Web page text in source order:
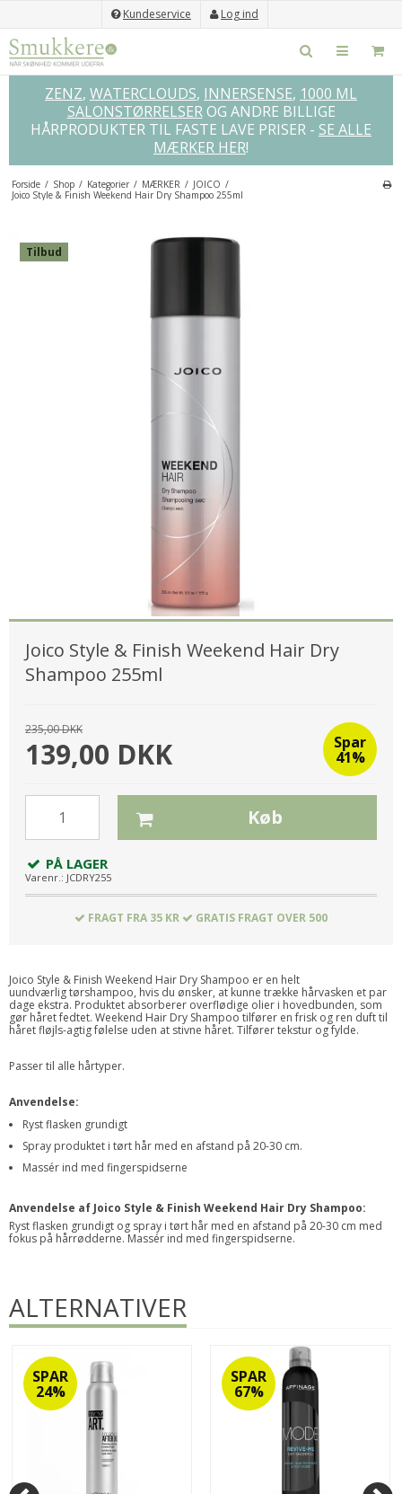
Log ind
Kundeservice
ZENZ, WATERCLOUDS, INNERSENSE, 1000 ML
SALONSTØRRELSEROG ANDRE BILLIGE
HÅRPRODUKTER TIL FASTE LAVE PRISER - SE ALLE
MÆRKER HER!
Forside / Shop / Kategorier / MÆRKER / JOICO /
Joico Style & Finish Weekend Hair Dry Shampoo 255ml
GLEM IKKE DISSE...
Tilbud
Joico Style & Finish Weekend Hair Dry
Shampoo 255ml
235,00 DKK
139,00 DKK Spar
41%
Køb
PÅ LAGER
Varenr.: JCDRY255
FRAGT FRA 35 KR GRATIS FRAGT OVER 500
Joico Style & Finish Weekend Hair Dry Shampoo er en helt
uundværlig tørshampoo, hvis du ønsker, at kunne trække hårvasken et par
dage ekstra. Produktet absorberer overflødige olier i hovedbunden, som
gør håret fedtet. Weekend Hair Dry Shampoo tilfører en frisk og ren duft til
håret fløjls-agtig følelse uden at stivne håret. Tilfører tekstur og fylde.
Passer til alle hårtyper.
Anvendelse:
Ryst flasken grundigt
Spray produktet i tørt hår med en afstand på 20-30 cm.
Massér ind med fingerspidserne
Anvendelse af Joico Style & Finish Weekend Hair Dry Shampoo:
Ryst flasken grundigt og spray i tørt hår med en afstand på 20-30 cm med
fokus på hårrødderne. Massér ind med fingerspidserne.
ALTERNATIVER
SPAR
24%
SPAR
67%